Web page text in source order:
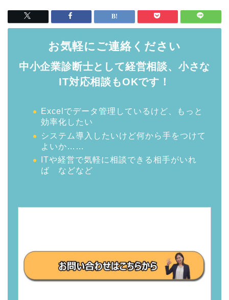
お気軽にご連絡ください
中小企業診断士として経営相談、小さな
IT対応相談もOKです！
Excelでデータ管理しているけど、もっと
効率化したい
システム導入したいけど何から手をつけて
よいか……
ITや経営で気軽に相談できる相手がいれ
ば などなど